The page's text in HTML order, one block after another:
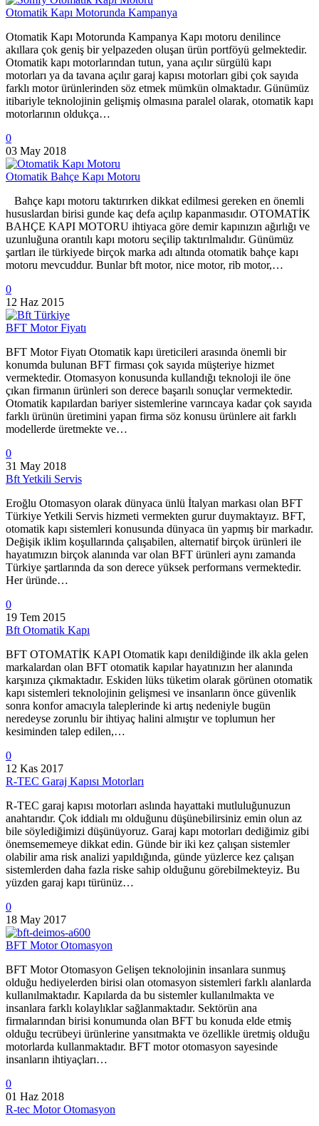
Otomatik Kapı Motorunda Kampanya
Otomatik Kapı Motorunda Kampanya Kapı motoru denilince
akıllara çok geniş bir yelpazeden oluşan ürün portföyü gelmektedir.
Otomatik kapı motorlarından tutun, yana açılır sürgülü kapı
motorları ya da tavana açılır garaj kapısı motorları gibi çok sayıda
farklı motor ürünlerinden söz etmek mümkün olmaktadır. Günümüz
itibariyle teknolojinin gelişmiş olmasına paralel olarak, otomatik kapı
motorlarının oldukça…
0
03 May 2018
Otomatik Bahçe Kapı Motoru
Bahçe kapı motoru taktırırken dikkat edilmesi gereken en önemli
hususlardan birisi gunde kaç defa açılıp kapanmasıdır. OTOMATİK
BAHÇE KAPI MOTORU ihtiyaca göre demir kapınızın ağırlığı ve
uzunluğuna orantılı kapı motoru seçilip taktırılmalıdır. Günümüz
şartları ile türkiyede birçok marka adı altında otomatik bahçe kapı
motoru mevcuddur. Bunlar bft motor, nice motor, rib motor,…
0
12 Haz 2015
BFT Motor Fiyatı
BFT Motor Fiyatı Otomatik kapı üreticileri arasında önemli bir
konumda bulunan BFT firması çok sayıda müşteriye hizmet
vermektedir. Otomasyon konusunda kullandığı teknoloji ile öne
çıkan firmanın ürünleri son derece başarılı sonuçlar vermektedir.
Otomatik kapılardan bariyer sistemlerine varıncaya kadar çok sayıda
farklı ürünün üretimini yapan firma söz konusu ürünlere ait farklı
modellerde üretmekte ve…
0
31 May 2018
Bft Yetkili Servis
Eroğlu Otomasyon olarak dünyaca ünlü İtalyan markası olan BFT
Türkiye Yetkili Servis hizmeti vermekten gurur duymaktayız. BFT,
otomatik kapı sistemleri konusunda dünyaca ün yapmış bir markadır.
Değişik iklim koşullarında çalışabilen, alternatif birçok ürünleri ile
hayatımızın birçok alanında var olan BFT ürünleri aynı zamanda
Türkiye şartlarında da son derece yüksek performans vermektedir.
Her üründe…
0
19 Tem 2015
Bft Otomatik Kapı
BFT OTOMATİK KAPI Otomatik kapı denildiğinde ilk akla gelen
markalardan olan BFT otomatik kapılar hayatınızın her alanında
karşınıza çıkmaktadır. Eskiden lüks tüketim olarak görünen otomatik
kapı sistemleri teknolojinin gelişmesi ve insanların önce güvenlik
sonra konfor amacıyla taleplerinde ki artış nedeniyle bugün
neredeyse zorunlu bir ihtiyaç halini almıştır ve toplumun her
kesiminden talep edilen,…
0
12 Kas 2017
R-TEC Garaj Kapısı Motorları
R-TEC garaj kapısı motorları aslında hayattaki mutluluğunuzun
anahtarıdır. Çok iddialı mı olduğunu düşünebilirsiniz emin olun az
bile söylediğimizi düşünüyoruz. Garaj kapı motorları dediğimiz gibi
önemsememeye dikkat edin. Günde bir iki kez çalışan sistemler
olabilir ama risk analizi yapıldığında, günde yüzlerce kez çalışan
sistemlerden daha fazla riske sahip olduğunu görebilmekteyiz. Bu
yüzden garaj kapı türünüz…
0
18 May 2017
BFT Motor Otomasyon
BFT Motor Otomasyon Gelişen teknolojinin insanlara sunmuş
olduğu hediyelerden birisi olan otomasyon sistemleri farklı alanlarda
kullanılmaktadır. Kapılarda da bu sistemler kullanılmakta ve
insanlara farklı kolaylıklar sağlanmaktadır. Sektörün ana
firmalarından birisi konumunda olan BFT bu konuda elde etmiş
olduğu tecrübeyi ürünlerine yansıtmakta ve özellikle üretmiş olduğu
motorlarda kullanmaktadır. BFT motor otomasyon sayesinde
insanların ihtiyaçları…
0
01 Haz 2018
R-tec Motor Otomasyon